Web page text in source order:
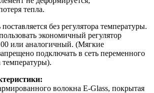
тепла.
без регулятора температуры.
экономичный регулятор
или аналогичный. (Мягкие
подключать в сеть переменного
температуры).
волокна E-Glass, покрытая